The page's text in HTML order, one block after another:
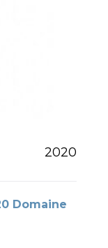
2020
Domaine